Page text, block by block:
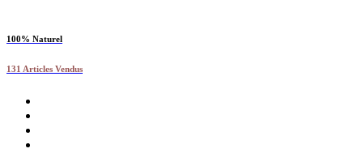
100% Naturel
131 Articles Vendus